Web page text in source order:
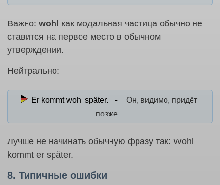
Важно: wohl как модальная частица обычно не
ставится на первое место в обычном
утверждении.
Нейтрально:
Er kommt wohl später.
Он, видимо, придёт
позже.
Лучше не начинать обычную фразу так: Wohl
kommt er später.
8. Типичные ошибки